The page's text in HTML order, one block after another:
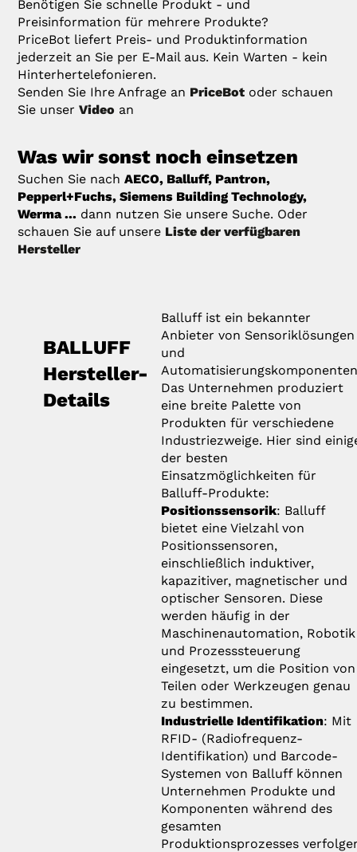
Benötigen Sie schnelle Produkt - und
Preisinformation für mehrere Produkte?
PriceBot liefert Preis- und Produktinformation
jederzeit an Sie per E-Mail aus. Kein Warten - kein
Hinterhertelefonieren.
Senden Sie Ihre Anfrage an PriceBot oder schauen
Sie unserVideo an
Was wir sonst noch einsetzen
Suchen Sie nachAECO, Balluff, Pantron,
Pepperl+Fuchs, Siemens Building Technology,
Werma ... dann nutzen Sie unsere Suche. Oder
schauen Sie auf unsere Liste der verfügbaren
Hersteller
BALLUFF
Hersteller-
Details
Balluff ist ein bekannter
Anbieter von Sensoriklösungen
und
Das Unternehmen produziert
eine breite Palette von
Produkten für verschiedene
Industriezweige. Hier sind
der besten
Einsatzmöglichkeiten für
Balluff-Produkte:
Positionssensorik: Balluff
bietet eine Vielzahl von
Positionssensoren,
einschließlich induktiver,
kapazitiver, magnetischer und
optischer Sensoren. Diese
werden häufig in der
Maschinenautomation, Robotik
und Prozesssteuerung
eingesetzt, um die Position von
Teilen oder Werkzeugen genau
zu bestimmen.
Industrielle Identifikation: Mit
RFID- (Radiofrequenz-
Identifikation) und Barcode-
Systemen von Balluff können
Unternehmen Produkte und
Komponenten während des
gesamten
Produktionsprozesses